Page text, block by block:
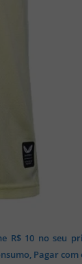
R$ 10 no seu
Pagar com